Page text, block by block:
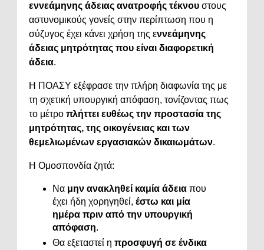
εννεάμηνης άδειας ανατροφής τέκνου στους
αστυνομικούς γονείς στην περίπτωση που η
σύζυγος έχει κάνει χρήση της εννεάμηνης
άδειας μητρότητας που είναι διαφορετική
άδεια.
Η ΠΟΑΣΥ εξέφρασε την πλήρη διαφωνία της με
τη σχετική υπουργική απόφαση, τονίζοντας πως
το μέτρο πλήττει ευθέως την προστασία της
μητρότητας, της οικογένειας και των
θεμελιωμένων εργασιακών δικαιωμάτων.
Η Ομοσπονδία ζητά:
Να μην ανακληθεί καμία άδεια που
έχει ήδη χορηγηθεί, έστω και μία
ημέρα πριν από την υπουργική
απόφαση.
Θα εξεταστεί η προσφυγή σε ένδικα